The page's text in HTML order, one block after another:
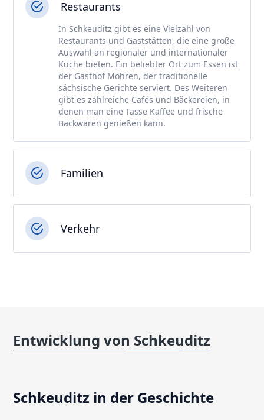
Restaurants
In Schkeuditz gibt es eine Vielzahl von
Restaurants und Gaststätten, die eine große
Auswahl an regionaler und internationaler
Küche bieten. Ein beliebter Ort zum Essen ist
der Gasthof Mohren, der traditionelle
sächsische Gerichte serviert. Des Weiteren
gibt es zahlreiche Cafés und Bäckereien, in
denen man eine Tasse Kaffee und frische
Backwaren genießen kann.
Familien
Verkehr
Entwicklung von Schkeuditz
Schkeuditz in der Geschichte